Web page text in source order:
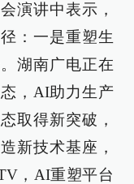
演讲中表示，
：一是重塑生
湖南广电正在
，AI助力生产
取得新突破，
新技术基座，
，AI重塑平台